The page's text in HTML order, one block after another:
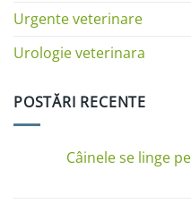
Urgente veterinare
Urologie veterinara
POSTĂRI RECENTE
Câinele se linge